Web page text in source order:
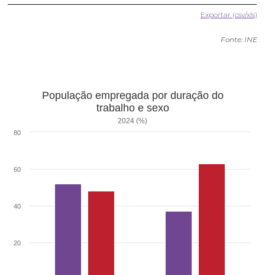
Exportar (csv/xls)
Fonte: INE
População empregada por duração do
trabalho e sexo
2024 (%)
20
40
60
80